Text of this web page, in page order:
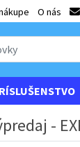
O nás
-